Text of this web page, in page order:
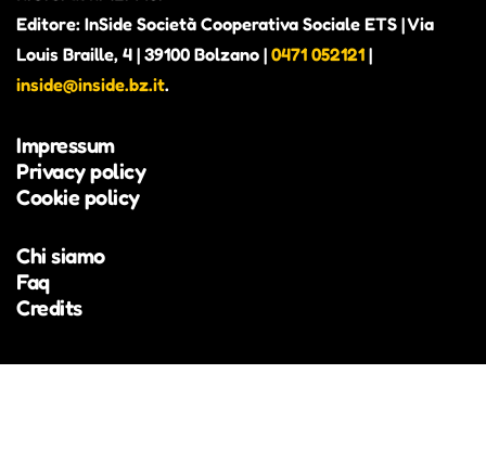
ALBUM IN VISTA. CONTERRÀ
PEZZI INEDITI E ALCUNI BRANI
GIÀ PUBBLICATI COME SINGOLI
dal 2018 nella scena musicale altoatesina (Beyond
Hills, Fruity Sessions) e nel 2023 ha vinto il
concorso Euregio UploadSounds, affermandosi
Editore: InSide Società Cooperativa Sociale ETS | Via
Louis Braille, 4 | 39100 Bolzano | 0471 052121 |
inside@inside.bz.it.
Impressum
Privacy policy
Cookie policy
Chi siamo
Faq
Credits